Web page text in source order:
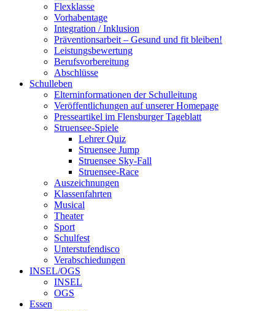
Flexklasse
Vorhabentage
Integration / Inklusion
Präventionsarbeit – Gesund und fit bleiben!
Leistungsbewertung
Berufsvorbereitung
Abschlüsse
Schulleben
Elterninformationen der Schulleitung
Veröffentlichungen auf unserer Homepage
Presseartikel im Flensburger Tageblatt
Struensee-Spiele
Lehrer Quiz
Struensee Jump
Struensee Sky-Fall
Struensee-Race
Auszeichnungen
Klassenfahrten
Musical
Theater
Sport
Schulfest
Unterstufendisco
Verabschiedungen
INSEL/OGS
INSEL
OGS
Essen